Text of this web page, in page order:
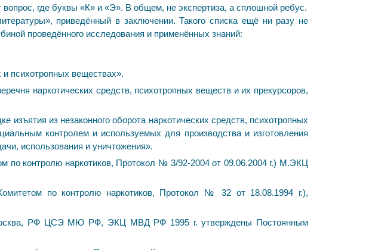
вопрос, где буквы «К» и «Э». В общем, не экспертиза, а сплошной ребус.
приведённый в заключении. Такого списка ещё ни разу не
проведённого исследования и применённых знаний:
психотропных веществах».
наркотических средств, психотропных веществ и их прекурсоров,
из незаконного оборота наркотических средств, психотропных
контролем и используемых для производства и изготовления
использования и уничтожения».
по контролю наркотиков, Протокол № 3/92-2004 от 09.06.2004 г.) М.ЭКЦ
по контролю наркотиков, Протокол № 32 от 18.08.1994 г.),
Москва, РФ ЦСЭ МЮ РФ, ЭКЦ МВД РФ 1995 г. утверждены Постоянным